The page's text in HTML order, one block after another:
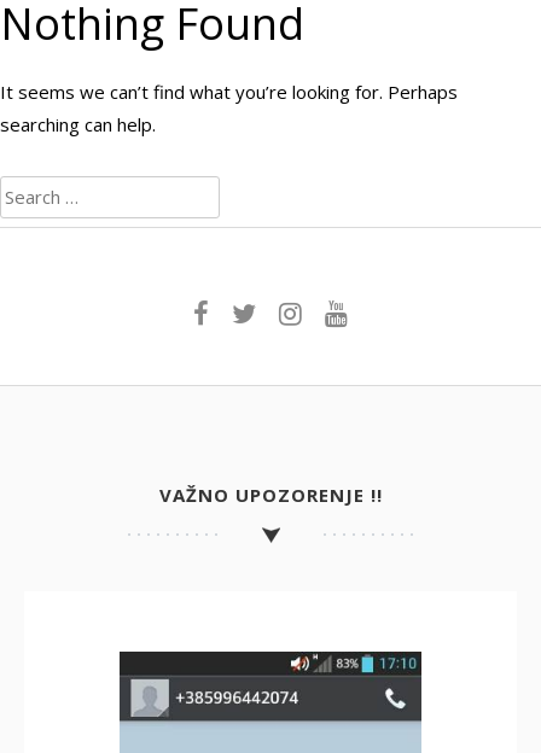
Skip
toNothing Found
It seems we can’t find what you’re looking for. Perhaps
searching can help.
Search
for:
VAŽNO UPOZORENJE !!